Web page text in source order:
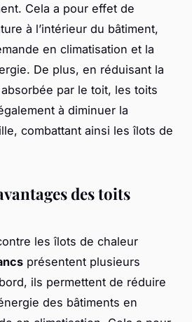
Cela a pour effet de
à l’intérieur du bâtiment,
en climatisation et la
De plus, en réduisant la
par le toit, les toits
à diminuer la
combattant ainsi les îlots de
des toits
les îlots de chaleur
présentent plusieurs
ils permettent de réduire
des bâtiments en